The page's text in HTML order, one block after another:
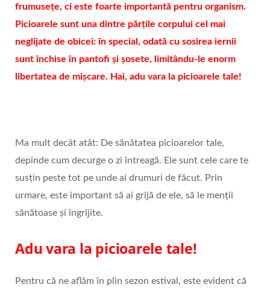
frumusețe, ci este foarte importantă pentru organism.
Picioarele sunt una dintre părțile corpului cel mai
neglijate de obicei: în special, odată cu sosirea iernii
sunt închise în pantofi și șosete, limitându-le enorm
libertatea de mișcare. Hai, adu vara la picioarele tale!
Ma mult decât atât: De sănătatea picioarelor tale,
depinde cum decurge o zi întreagă. Ele sunt cele care te
susțin peste tot pe unde ai drumuri de făcut. Prin
urmare, este important să ai grijă de ele, să le menții
sănătoase și îngrijite.
Adu vara la picioarele tale!
Pentru că ne aflăm în plin sezon estival, este evident că